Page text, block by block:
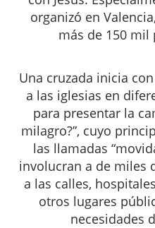
organizó en
más de 150 mil
Una cruzada inicia
a las iglesias en
para presentar la
milagro?”, cuyo
las llamadas
involucran a de miles
a las calles,
otros lugares
necesidades